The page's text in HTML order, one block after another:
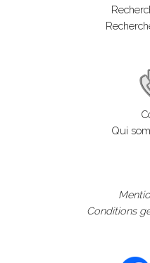
Qui
Conditions